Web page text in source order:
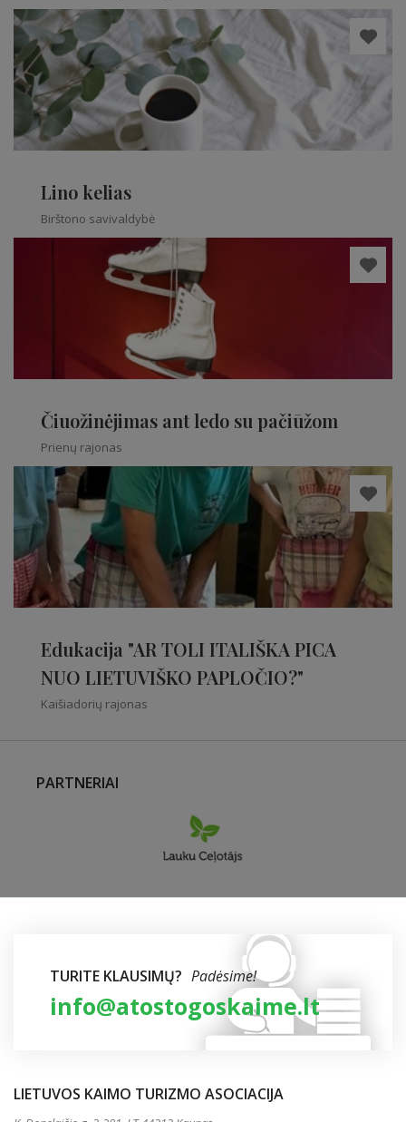
Lino kelias
Birštono savivaldybė
Čiuožinėjimas ant ledo su pačiūžom
Prienų rajonas
Edukacija "AR TOLI ITALIŠKA PICA
NUO LIETUVIŠKO PAPLOČIO?"
Kaišiadorių rajonas
PARTNERIAI
TURITE KLAUSIMŲ? Padėsime!
info@atostogoskaime.lt
LIETUVOS KAIMO TURIZMO ASOCIACIJA